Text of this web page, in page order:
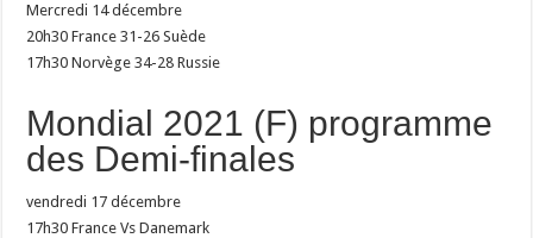
Mercredi 14 décembre
20h30 France 31-26 Suède
17h30 Norvège 34-28 Russie
Mondial 2021 (F) programme
des Demi-finales
vendredi 17 décembre
17h30 France Vs Danemark